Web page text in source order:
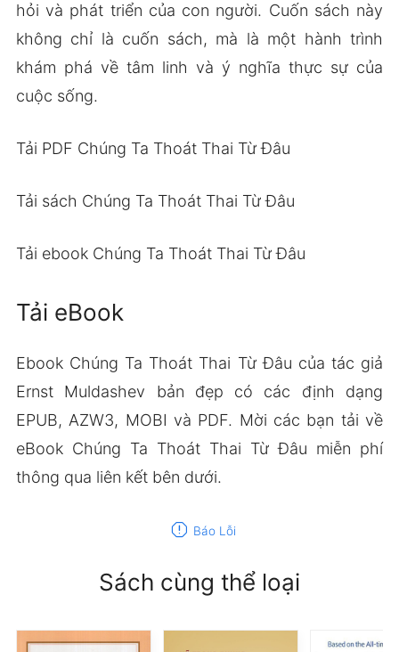
hỏi và phát triển của con người. Cuốn sách này
không chỉ là cuốn sách, mà là một hành trình
khám phá về tâm linh và ý nghĩa thực sự của
cuộc sống.
Tải PDF Chúng Ta Thoát Thai Từ Đâu
Tải sách Chúng Ta Thoát Thai Từ Đâu
Tải ebook Chúng Ta Thoát Thai Từ Đâu
Tải eBook
Ebook Chúng Ta Thoát Thai Từ Đâu của tác giả
Ernst Muldashev bản đẹp có các định dạng
EPUB, AZW3, MOBI và PDF. Mời các bạn tải về
eBook Chúng Ta Thoát Thai Từ Đâu miễn phí
thông qua liên kết bên dưới.
report Báo Lỗi
Sách cùng thể loại